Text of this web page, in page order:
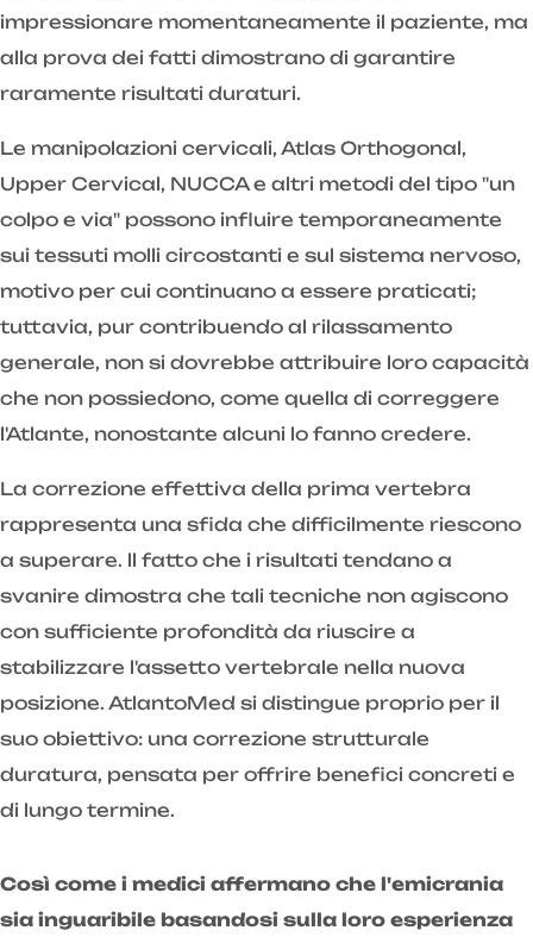
impressionare momentaneamente il paziente, ma
alla prova dei fatti dimostrano di garantire
raramente risultati duraturi.
Le manipolazioni cervicali, Atlas Orthogonal,
Upper Cervical, NUCCA e altri metodi del tipo "un
colpo e via" possono influire temporaneamente
sui tessuti molli circostanti e sul sistema nervoso,
motivo per cui continuano a essere praticati;
tuttavia, pur contribuendo al rilassamento
generale, non si dovrebbe attribuire loro capacità
che non possiedono, come quella di correggere
l'Atlante, nonostante alcuni lo fanno credere.
La correzione effettiva della prima vertebra
rappresenta una sfida che difficilmente riescono
a superare. ll fatto che i risultati tendano a
svanire dimostra che tali tecniche non agiscono
con sufficiente profondità da riuscire a
stabilizzare l'assetto vertebrale nella nuova
posizione. AtlantoMed si distingue proprio per il
suo obiettivo: una correzione strutturale
duratura, pensata per offrire benefici concreti e
di lungo termine.
Così come i medici affermano che l'emicrania
sia inguaribile basandosi sulla loro esperienza